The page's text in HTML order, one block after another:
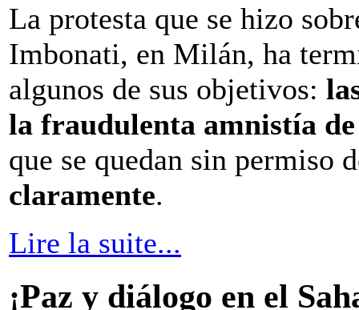
La protesta que se hizo
Imbonati, en Milán, ha
algunos de sus objetivos:
la fraudulenta amnistía de
que se quedan sin permiso
claramente.
Lire la suite...
¡Paz y diálogo en el